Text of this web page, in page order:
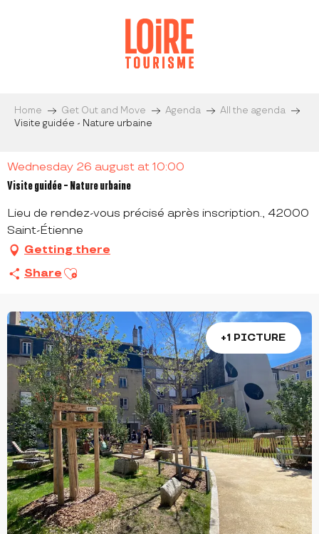
Home Get Out and Move Agenda
All the agenda
Visite guidée - Nature urbaine
Wednesday 26 august at 10:00
Visite guidée - Nature urbaine
Lieu de rendez-vous précisé après inscription., 42000
Saint-Étienne
Getting there
Share Ajouter aux favoris
+1 PICTURE